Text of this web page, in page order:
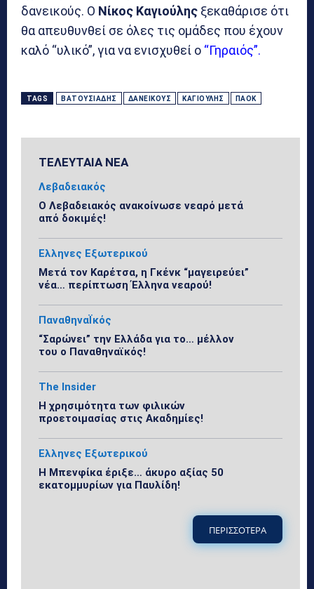
δανεικούς. Ο Νίκος Καγιούλης ξεκαθάρισε ότι
θα απευθυνθεί σε όλες τις ομάδες που έχουν
καλό “υλικό”, για να ενισχυθεί ο “Γηραιός”.
TAGS ΒΑΤΟΥΣΙΆΔΗΣ ΔΑΝΕΙΚΟΎΣ ΚΑΓΙΟΎΛΗΣ ΠΑΟΚ
ΤΕΛΕΥΤΑΙΑ ΝΕΑ
Λεβαδειακός
Ο Λεβαδειακός ανακοίνωσε νεαρό μετά
από δοκιμές!
Ελληνες Εξωτερικού
Μετά τον Καρέτσα, η Γκένκ “μαγειρεύει”
νέα… περίπτωση Έλληνα νεαρού!
ΠαναθηναΪκός
“Σαρώνει” την Ελλάδα για το… μέλλον
του ο Παναθηναϊκός!
The Insider
Η χρησιμότητα των φιλικών
προετοιμασίας στις Ακαδημίες!
Ελληνες Εξωτερικού
Η Μπενφίκα έριξε… άκυρο αξίας 50
εκατομμυρίων για Παυλίδη!
ΠΕΡΙΣΣΟΤΕΡΑ